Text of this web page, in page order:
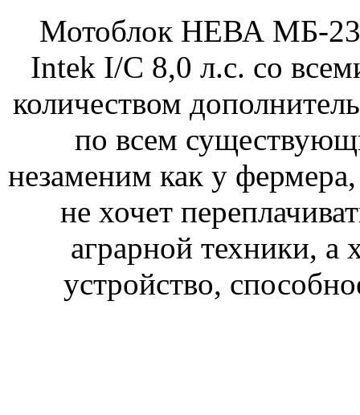
Мотоблок НЕВА МБ-
Intek I/C 8,0 л.с. со
количеством
по всем
незаменим как у
не хочет
аграрной техники, а
устройство,